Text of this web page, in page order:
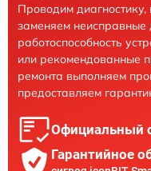
Проводим
заменяем неисправные
работоспособность
или рекомендованные
ремонта выполняем
предоставляем
Официальный
Гарантийное